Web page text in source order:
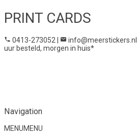
PRINT CARDS
0413-273052 | info@meerstickers.nl
uur besteld, morgen in huis*
Navigation
MENUMENU